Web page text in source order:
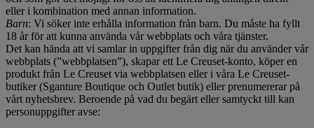
eller i kombination med annan information.
Barn: Vi söker inte erhålla information från barn. Du måste ha fyllt
18 år för att kunna använda vår webbplats och våra tjänster.
Det kan hända att vi samlar in uppgifter från dig när du använder vår
webbplats (”webbplatsen”), skapar ett Le Creuset-konto, köper en
produkt från Le Creuset via webbplatsen eller i våra Le Creuset-
butiker (Sganture Boutique och Outlet butik) eller prenumererar på
vårt nyhetsbrev. Beroende på vad du begärt eller samtyckt till kan
personuppgifter avse: